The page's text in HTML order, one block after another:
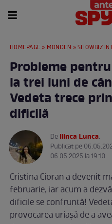
HOMEPAGE » MONDEN »SHOWBIZ
Probleme
la trei luni de
Vedeta trece
dificilă
DeIlinca Lunca.
Publicat pe
06.05.2025 la 19:10
Cristina Cioran a devenit
februarie, iar acum a
dificile se confruntă!
provocarea uriașă de a